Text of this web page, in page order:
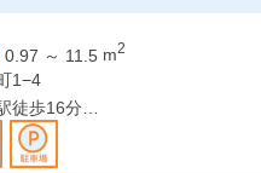
0.97 ～ 11.5 m2
1−4
徒歩16分
駅徒歩25分